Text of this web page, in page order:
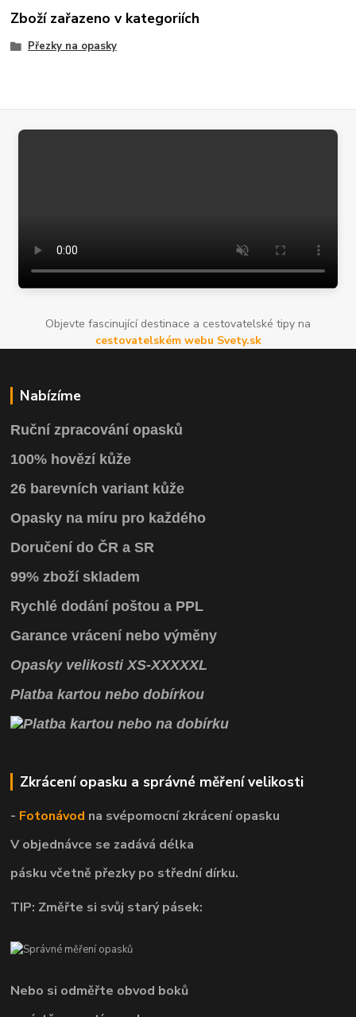
Zboží zařazeno v kategoriích
Přezky na opasky
Objevte fascinující destinace a cestovatelské tipy na
cestovatelském webu Svety.sk
Nabízíme
Ruční zpracování opasků
100% hovězí kůže
26 barevních variant kůže
Opasky na míru pro každého
Doručení do ČR a SR
99% zboží skladem
Rychlé dodání poštou a PPL
Garance vrácenínebo výměny
OpaskyvelikostiXS-XXXXXL
Platba kartou nebo dobírkou
Zkrácení opasku a správné měření velikosti
- Fotonávod na svépomocnízkrácení opasku
V objednávce se zadává délka
pásku včetně přezky po střední dírku.
TIP: Změřte si svůj starý pásek:
Nebo si odměřte obvod boků